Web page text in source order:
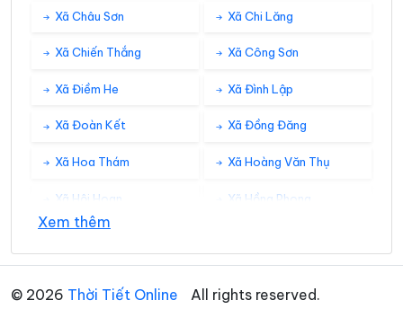
Xã Châu Sơn Xã Chi Lăng
Xã Chiến Thắng Xã Công Sơn
Xã Điềm He Xã Đình Lập
Xã Đoàn Kết Xã Đồng Đăng
Xã Hoa Thám Xã Hoàng Văn Thụ
Xã Hội Hoan Xã Hồng Phong
Xem thêm
© 2026 Thời Tiết Online All rights reserved.